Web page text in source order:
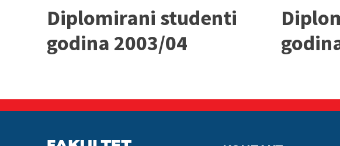
Diplomirani studenti
godina 2003/04